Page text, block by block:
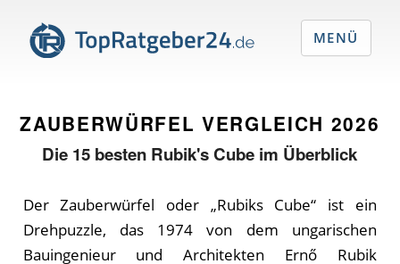
ZAUBERWÜRFEL VERGLEICH 2026
Die 15 besten Rubik's Cube im Überblick
Der Zauberwürfel oder „Rubiks Cube“ ist ein
Drehpuzzle, das 1974 von dem ungarischen
Bauingenieur und Architekten Ernő Rubik
MENÜ